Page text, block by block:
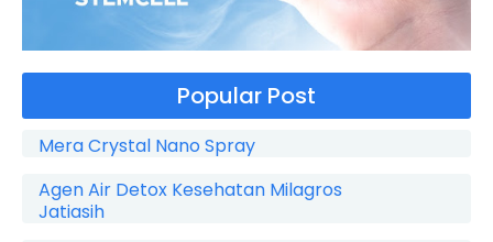
Popular Post
Mera Crystal Nano Spray
Agen Air Detox Kesehatan Milagros
Jatiasih